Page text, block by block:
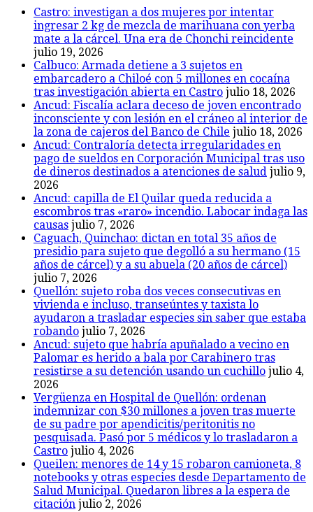
Castro: investigan a dos mujeres por intentar
ingresar 2 kg de mezcla de marihuana con yerba
mate a la cárcel. Una era de Chonchi reincidente
julio 19, 2026
Calbuco: Armada detiene a 3 sujetos en
embarcadero a Chiloé con 5 millones en cocaína
tras investigación abierta en Castro julio 18, 2026
Ancud: Fiscalía aclara deceso de joven encontrado
inconsciente y con lesión en el cráneo al interior de
la zona de cajeros del Banco de Chile julio 18, 2026
Ancud: Contraloría detecta irregularidades en
pago de sueldos en Corporación Municipal tras uso
de dineros destinados a atenciones de salud julio 9,
2026
Ancud: capilla de El Quilar queda reducida a
escombros tras «raro» incendio. Labocar indaga las
causas julio 7, 2026
Caguach, Quinchao: dictan en total 35 años de
presidio para sujeto que degolló a su hermano (15
años de cárcel) y a su abuela (20 años de cárcel)
julio 7, 2026
Quellón: sujeto roba dos veces consecutivas en
vivienda e incluso, transeúntes y taxista lo
ayudaron a trasladar especies sin saber que estaba
robando julio 7, 2026
Ancud: sujeto que habría apuñalado a vecino en
Palomar es herido a bala por Carabinero tras
resistirse a su detención usando un cuchillo julio 4,
2026
Vergüenza en Hospital de Quellón: ordenan
indemnizar con $30 millones a joven tras muerte
de su padre por apendicitis/peritonitis no
pesquisada. Pasó por 5 médicos y lo trasladaron a
Castro julio 4, 2026
Queilen: menores de 14 y 15 robaron camioneta, 8
notebooks y otras especies desde Departamento de
Salud Municipal. Quedaron libres a la espera de
citación julio 2, 2026